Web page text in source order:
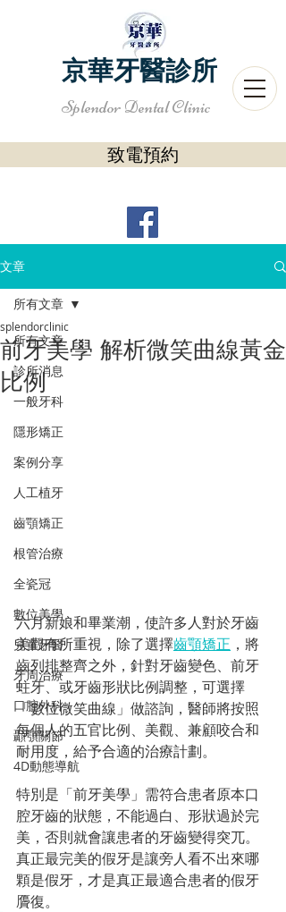
致電預約
京華牙醫診所
Splendor Dental Clinic
文章
所有文章
診所消息
一般牙科
隱形矯正
案例分享
人工植牙
齒顎矯正
根管治療
全瓷冠
數位美學
兒童牙醫
牙周治療
口腔外科
顳顎關節
4D動態導航
所有文章
前牙美學 解析微笑曲線黃金
比例
splendorclinic
六月新娘和畢業潮，使許多人對於牙齒
美觀有所重視，除了選擇齒顎矯正 ，將
齒列排整齊之外，針對牙齒變色、前牙
蛀牙、或牙齒形狀比例調整，可選擇
「數位微笑曲線」做諮詢，醫師將按照
每個人的五官比例、美觀、兼顧咬合和
耐用度，給予合適的治療計劃。
特別是「前牙美學」需符合患者原本口
腔牙齒的狀態，不能過白、形狀過於完
美，否則就會讓患者的牙齒變得突兀。
真正最完美的假牙是讓旁人看不出來哪
顆是假牙，才是真正最適合患者的假牙
贗復。